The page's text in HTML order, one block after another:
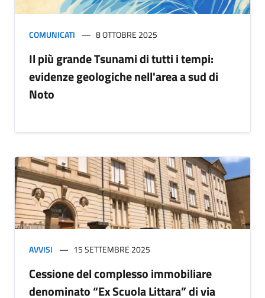
COMUNICATI 8 OTTOBRE 2025
Il più grande Tsunami di tutti i tempi:
evidenze geologiche nell'area a sud di
Noto
AVVISI 15 SETTEMBRE 2025
Cessione del complesso immobiliare
denominato “Ex Scuola Littara” di via